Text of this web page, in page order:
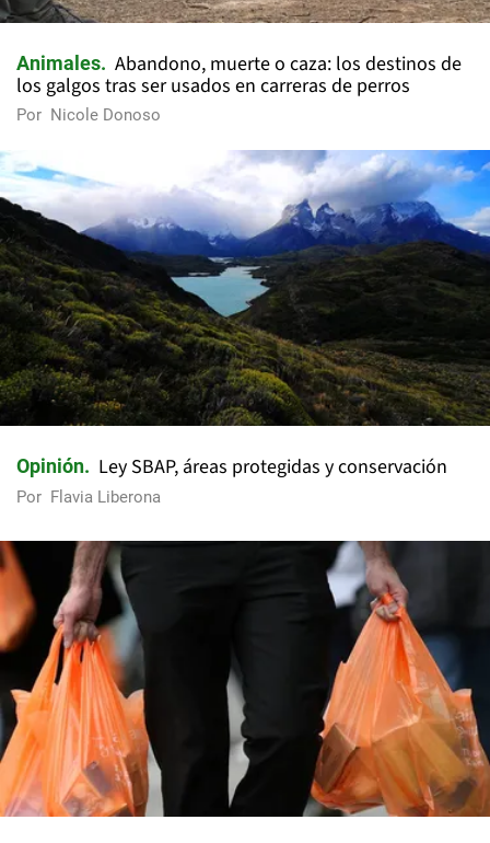
Animales
Abandono, muerte o caza: los destinos de
los galgos tras ser usados en carreras de perros
Por Nicole Donoso
Opinión Ley SBAP, áreas protegidas y conservación
Por Flavia Liberona